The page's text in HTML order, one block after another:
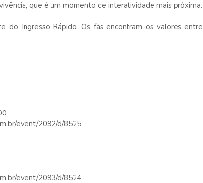
que é um momento de interatividade mais próxima.
do Ingresso Rápido. Os fãs encontram os valores entre
event/2092/d/8525
event/2093/d/8524